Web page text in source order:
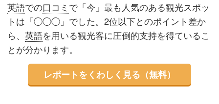
英語での口コミ で「今」最も人気のある観光スポッ
トは「◯◯◯」でした。2位以下とのポイント差か
ら、 英語を用いる観光客に圧倒的支持を得ているこ
とが分かります。
レポートをくわしく見る（無料）